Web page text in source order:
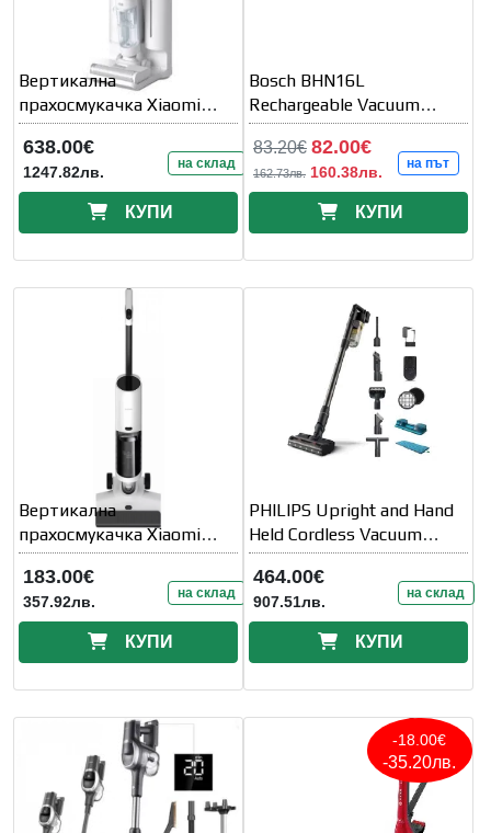
Вертикална
прахосмукачка Xiaomi
Truclean W10 Ultra
638.00€
1247.82лв. на склад
КУПИ
Bosch BHN16L
Rechargeable Vacuum
Cleaner, Move Lithium
16Vmax
83.20€ 82.00€
162.73лв. 160.38лв. на път
КУПИ
Вертикална
прахосмукачка Xiaomi
Truclean W20 Wet Dry
Vacuum
183.00€
357.92лв. на склад
КУПИ
PHILIPS Upright and Hand
Held Cordless Vacuum
Cleaner
464.00€
907.51лв. на склад
КУПИ
-18.00€
-35.20лв.